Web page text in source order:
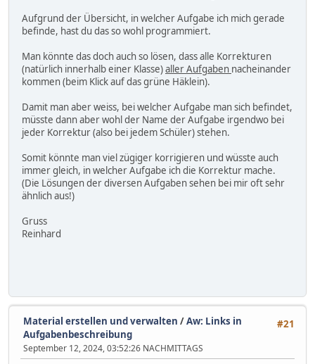
Aufgrund der Übersicht, in welcher Aufgabe ich mich gerade
befinde, hast du das so wohl programmiert.
Man könnte das doch auch so lösen, dass alle Korrekturen
(natürlich innerhalb einer Klasse)aller Aufgaben nacheinander
kommen (beim Klick auf das grüne Häklein).
Damit man aber weiss, bei welcher Aufgabe man sich befindet,
müsste dann aber wohl der Name der Aufgabe irgendwo bei
jeder Korrektur (also bei jedem Schüler) stehen.
Somit könnte man viel zügiger korrigieren und wüsste auch
immer gleich, in welcher Aufgabe ich die Korrektur mache.
(Die Lösungen der diversen Aufgaben sehen bei mir oft sehr
ähnlich aus!)
Gruss
Reinhard
#21
Material erstellen und verwalten /Aw: Links in
Aufgabenbeschreibung
September 12, 2024, 03:52:26 NACHMITTAGS